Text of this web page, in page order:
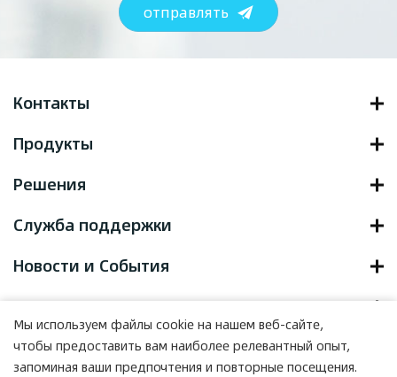
отправлять
Контакты
Продукты
Решения
Служба поддержки
Новости и События
Мы используем файлы cookie на нашем веб-сайте,
чтобы предоставить вам наиболее релевантный опыт,
запоминая ваши предпочтения и повторные посещения.